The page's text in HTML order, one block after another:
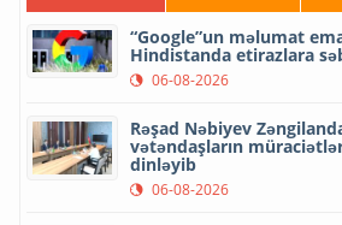
“Google”un məlumat
Hindistanda etirazlara
06-08-2026
Rəşad Nəbiyev
vətəndaşların
dinləyib
06-08-2026